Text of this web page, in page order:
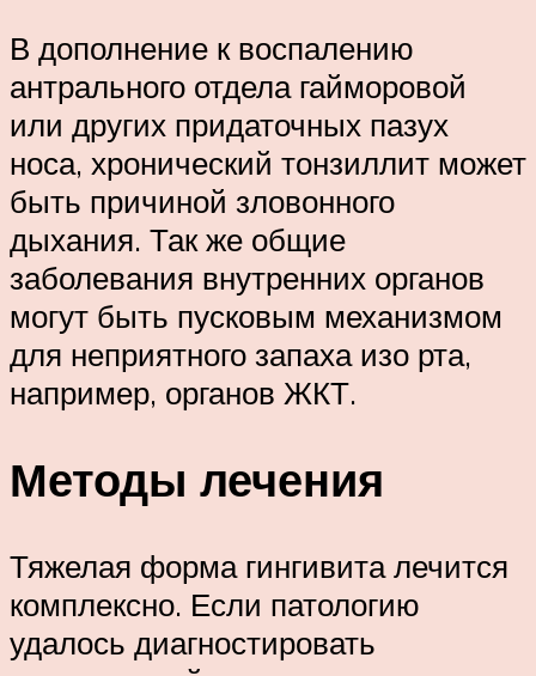
В дополнение к воспалению
антрального отдела гайморовой
или других придаточных пазух
носа, хронический тонзиллит может
быть причиной зловонного
дыхания. Так же общие
заболевания внутренних органов
могут быть пусковым механизмом
для неприятного запаха изо рта,
например, органов ЖКТ.
Методы лечения
Тяжелая форма гингивита лечится
комплексно. Если патологию
удалось диагностировать